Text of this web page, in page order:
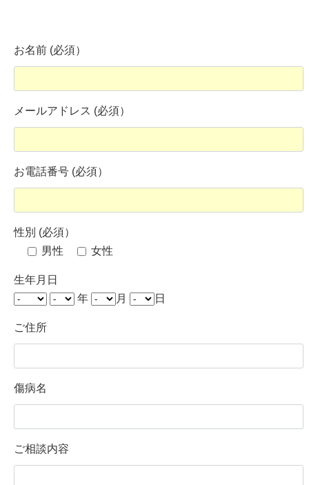
お名前 (必須）
メールアドレス (必須）
お電話番号 (必須）
性別 (必須）
男性
女性
生年月日
年
月 日
ご住所
傷病名
ご相談内容